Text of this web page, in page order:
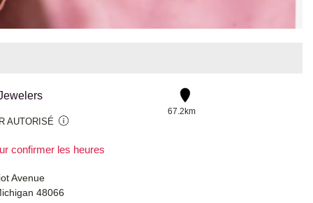
AUTORISÉ
confirmer les heures
67.2km
Avenue
48066